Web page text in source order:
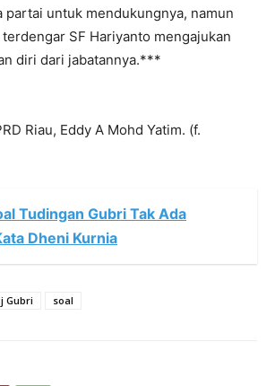
partai untuk mendukungnya, namun
SF Hariyanto mengajukan
diri dari jabatannya.***
Riau, Eddy A Mohd Yatim. (f.
Tudingan Gubri Tak Ada
Dheni Kurnia
Gubri soal